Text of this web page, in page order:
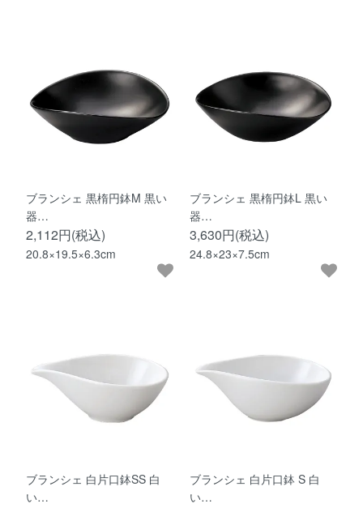
ブランシェ 黒楕円鉢M 黒い
器…
2,112円(税込)
20.8×19.5×6.3cm
ブランシェ 黒楕円鉢L 黒い
器…
3,630円(税込)
24.8×23×7.5cm
ブランシェ 白片口鉢SS 白
い…
ブランシェ 白片口鉢 S 白
い…